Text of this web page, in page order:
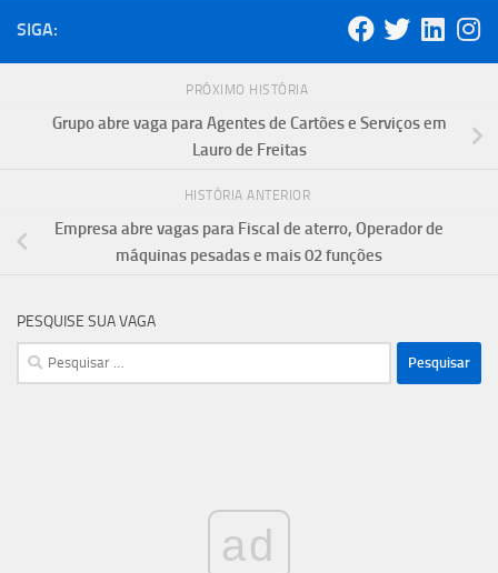
SIGA:
PRÓXIMO HISTÓRIA
Grupo abre vaga para Agentes de Cartões e Serviços em
Lauro de Freitas
HISTÓRIA ANTERIOR
Empresa abre vagas para Fiscal de aterro, Operador de
máquinas pesadas e mais 02 funções
PESQUISE SUA VAGA
Pesquisar
por:
ad